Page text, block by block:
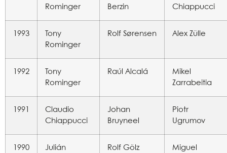
Rominger
Berzin
Chiappucci
1993
Tony
Rominger
Rolf Sørensen Alex Zülle
1992
Tony
Rominger
Raúl Alcalá
Mikel
Zarrabeitia
1991
Claudio
Chiappucci
Johan
Bruyneel
Piotr
Ugrumov
1990
Julián
Rolf Gölz
Miguel